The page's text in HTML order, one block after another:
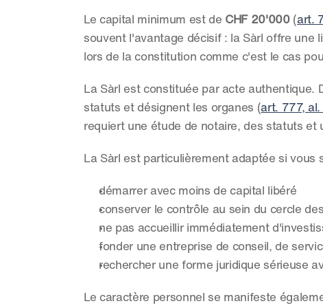
Le capital minimum est de CHF 20'000 (art.
souvent l'avantage décisif : la Sàrl offre une
lors de la constitution comme c'est le cas
La Sàrl est constituée par acte authentique.
statuts et désignent les organes (art. 777, al.
requiert une étude de notaire, des statuts et
La Sàrl est particulièrement adaptée si vous
démarrer avec moins de capital libéré
conserver le contrôle au sein du cercle
ne pas accueillir immédiatement
fonder une entreprise de conseil, de
rechercher une forme juridique sérieuse
Le caractère personnel se manifeste